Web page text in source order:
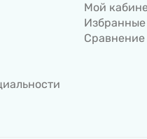
Мой
Сравнение